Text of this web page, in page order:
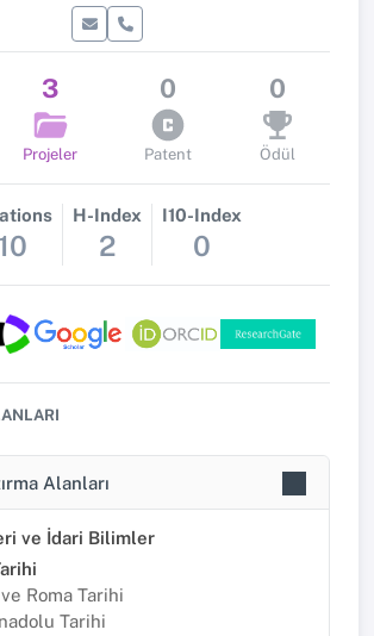
3
Projeler
0
Patent
0
Ödül
10
H-Index
2
I10-Index
0
Alanları
ve İdari Bilimler
Roma Tarihi
Tarihi